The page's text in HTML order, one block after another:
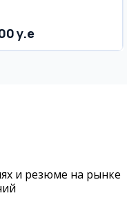
y.e
и резюме на рынке